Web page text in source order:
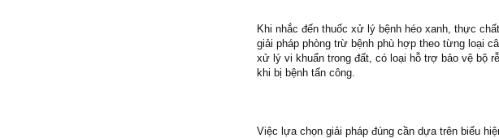
Khi nhắc đến thuốc xử lý bệnh héo xanh, thực
giải pháp phòng trừ bệnh phù hợp theo từng loại
xử lý vi khuẩn trong đất, có loại hỗ trợ bảo vệ bộ
khi bị bệnh tấn công.
Việc lựa chọn giải pháp đúng cần dựa trên biểu